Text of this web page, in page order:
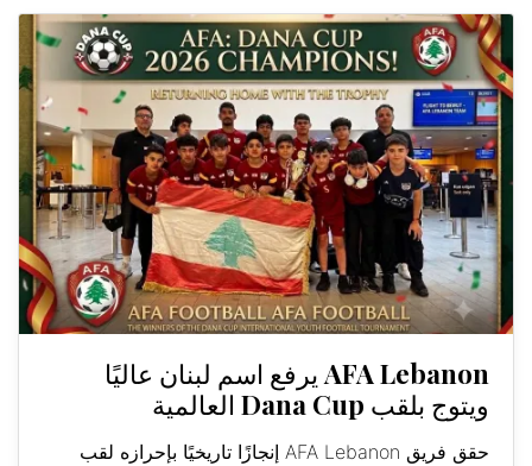
AFA Lebanon يرفع اسم لبنان عاليًا
ويتوج بلقب Dana Cup العالمية
حقق فريق AFA Lebanon إنجازًا تاريخيًا بإحرازه لقب